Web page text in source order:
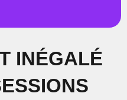
INÉGALÉ